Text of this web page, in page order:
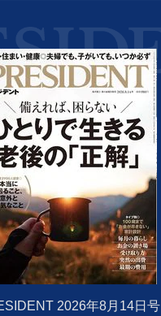
2026年8月14日号